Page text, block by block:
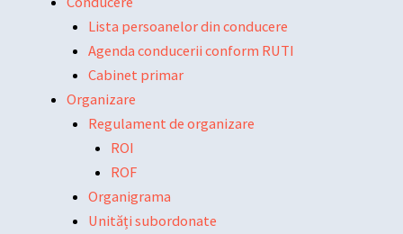
Lista persoanelor din conducere
Agenda conducerii conform RUTI
Cabinet primar
Organizare
Regulament de organizare
ROI
ROF
Organigrama
Unități subordonate